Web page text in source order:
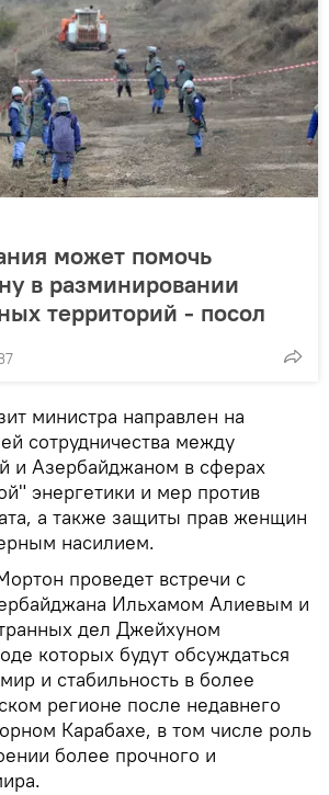
может помочь
в разминировании
территорий - посол
министра направлен на
сотрудничества между
и Азербайджаном в сферах
энергетики и мер против
а также защиты прав женщин
насилием.
проведет встречи с
Ильхамом Алиевым и
дел Джейхуном
которых будут обсуждаться
и стабильность в более
регионе после недавнего
Карабахе, в том числе роль
более прочного и